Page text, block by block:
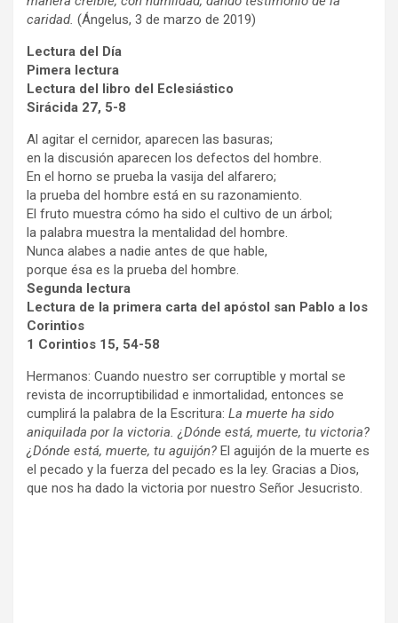
caridad. (Ángelus, 3 de marzo de 2019)
Lectura del Día
Pimera lectura
Lectura del libro del Eclesiástico
Sirácida 27, 5-8
Al agitar el cernidor, aparecen las basuras;
en la discusión aparecen los defectos del hombre.
En el horno se prueba la vasija del alfarero;
la prueba del hombre está en su razonamiento.
El fruto muestra cómo ha sido el cultivo de un árbol;
la palabra muestra la mentalidad del hombre.
Nunca alabes a nadie antes de que hable,
porque ésa es la prueba del hombre.
Segunda lectura
Lectura de la primera carta del apóstol san Pablo a los
Corintios
1 Corintios 15, 54-58
Hermanos: Cuando nuestro ser corruptible y mortal se
revista de incorruptibilidad e inmortalidad, entonces se
cumplirá la palabra de la Escritura: La muerte ha sido
aniquilada por la victoria. ¿Dónde está, muerte, tu victoria?
¿Dónde está, muerte, tu aguijón? El aguijón de la muerte es
el pecado y la fuerza del pecado es la ley. Gracias a Dios,
que nos ha dado la victoria por nuestro Señor Jesucristo.